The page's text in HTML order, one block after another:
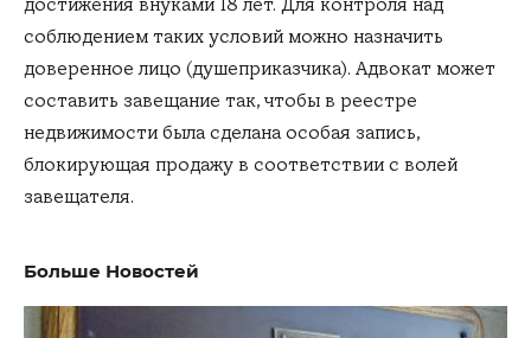
достижения внуками 18 лет. Для контроля над
соблюдением таких условий можно назначить
доверенное лицо (душеприказчика). Адвокат может
составить завещание так, чтобы в реестре
недвижимости была сделана особая запись,
блокирующая продажу в соответствии с волей
завещателя.
Больше Новостей